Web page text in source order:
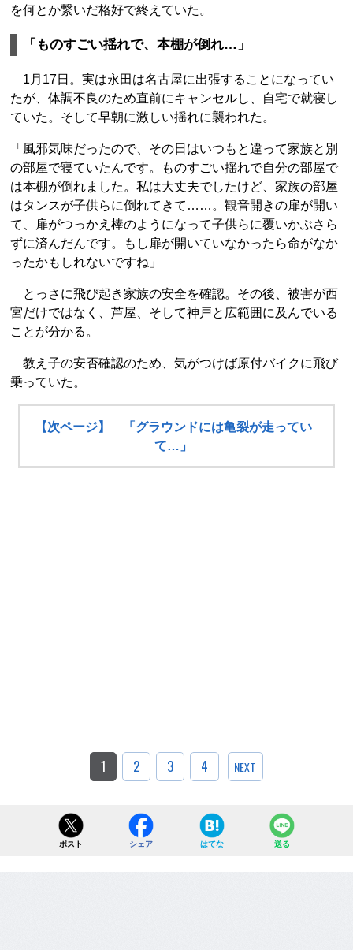
を何とか繋いだ格好で終えていた。
「ものすごい揺れで、本棚が倒れ…」
1月17日。実は永田は名古屋に出張することになってい
たが、体調不良のため直前にキャンセルし、自宅で就寝し
ていた。そして早朝に激しい揺れに襲われた。
「風邪気味だったので、その日はいつもと違って家族と別
の部屋で寝ていたんです。ものすごい揺れで自分の部屋で
は本棚が倒れました。私は大丈夫でしたけど、家族の部屋
はタンスが子供らに倒れてきて……。観音開きの扉が開い
て、扉がつっかえ棒のようになって子供らに覆いかぶさら
ずに済んだんです。もし扉が開いていなかったら命がなか
ったかもしれないですね」
とっさに飛び起き家族の安全を確認。その後、被害が西
宮だけではなく、芦屋、そして神戸と広範囲に及んでいる
ことが分かる。
教え子の安否確認のため、気がつけば原付バイクに飛び
乗っていた。
【次ページ】 「グラウンドには亀裂が走ってい
て…」
1 2 3 4 NEXT
ポスト シェア はてな 送る